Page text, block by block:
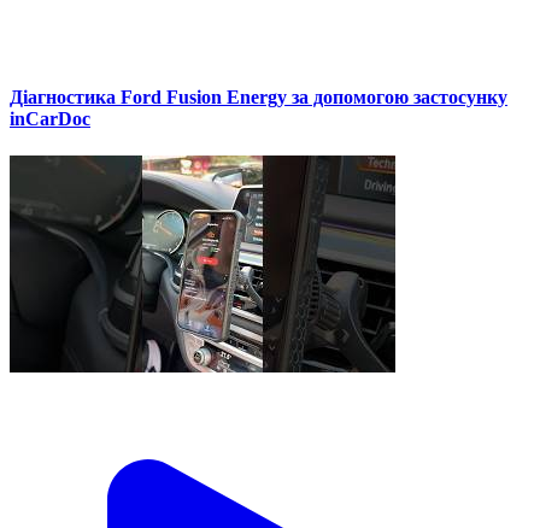
Діагностика Ford Fusion Energy за допомогою застосунку
inCarDoc